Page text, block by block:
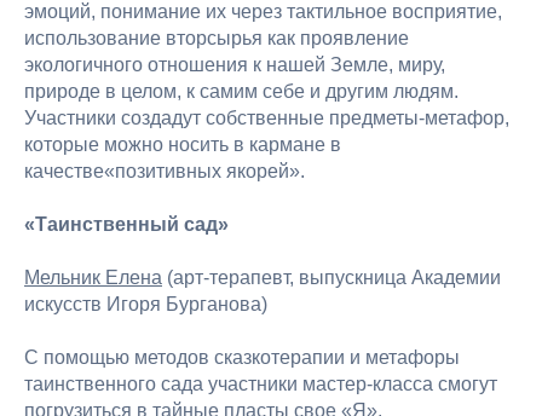
эмоций, понимание их через тактильное восприятие,
использование вторсырья как проявление
экологичного отношения к нашей Земле, миру,
природе в целом, к самим себе и другим людям.
Участники создадут собственные предметы-метафор,
которые можно носить в кармане в
качестве«позитивных якорей».
«Таинственный сад»
Мельник Елена (арт-терапевт, выпускница Академии
искусств Игоря Бурганова)
С помощью методов сказкотерапии и метафоры
таинственного сада участники мастер-класса смогут
погрузиться в тайные пласты свое «Я».